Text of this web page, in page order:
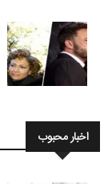
اخبار محبوب